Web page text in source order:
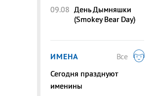
09.08 День Дымняшки
(Smokey Bear Day)
ИМЕНА
Все
Сегодня празднуют
именины